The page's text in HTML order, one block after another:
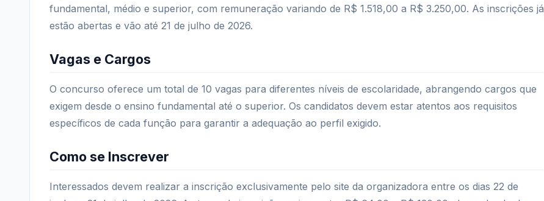
fundamental, médio e superior, com remuneração variando de R$ 1.518,00 a R$ 3.250,00. As inscrições já
estão abertas e vão até 21 de julho de 2026.
Vagas e Cargos
O concurso oferece um total de 10 vagas para diferentes níveis de escolaridade, abrangendo cargos que
exigem desde o ensino fundamental até o superior. Os candidatos devem estar atentos aos requisitos
específicos de cada função para garantir a adequação ao perfil exigido.
Como se Inscrever
Interessados devem realizar a inscrição exclusivamente pelo site da organizadora entre os dias 22 de